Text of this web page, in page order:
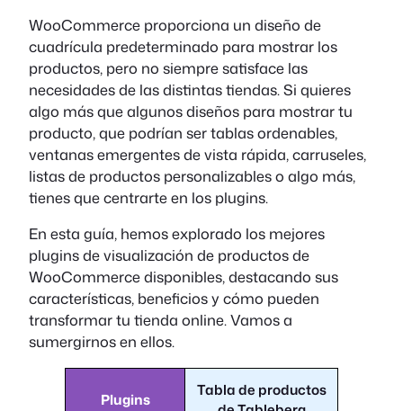
WooCommerce proporciona un diseño de
cuadrícula predeterminado para mostrar los
productos, pero no siempre satisface las
necesidades de las distintas tiendas. Si quieres
algo más que algunos diseños para mostrar tu
producto, que podrían ser tablas ordenables,
ventanas emergentes de vista rápida, carruseles,
listas de productos personalizables o algo más,
tienes que centrarte en los plugins.
En esta guía, hemos explorado los mejores
plugins de visualización de productos de
WooCommerce disponibles, destacando sus
características, beneficios y cómo pueden
transformar tu tienda online. Vamos a
sumergirnos en ellos.
Plugins
Tabla de productos